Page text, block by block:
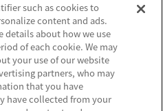
個人情報保護方針
Share My Personal
such as cookies to
content and ads.
details about how we use
of each cookie. We may
your use of our website
partners, who may
that you have
have collected from your